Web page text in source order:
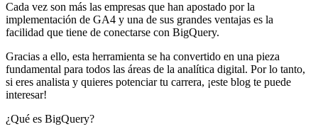
Cada vez son más las empresas que han apostado por la
implementación de GA4 y una de sus grandes ventajas es la
facilidad que tiene de conectarse con BigQuery.
Gracias a ello, esta herramienta se ha convertido en una pieza
fundamental para todos las áreas de la analítica digital. Por lo tanto,
si eres analista y quieres potenciar tu carrera, ¡este blog te puede
interesar!
¿Qué es BigQuery?